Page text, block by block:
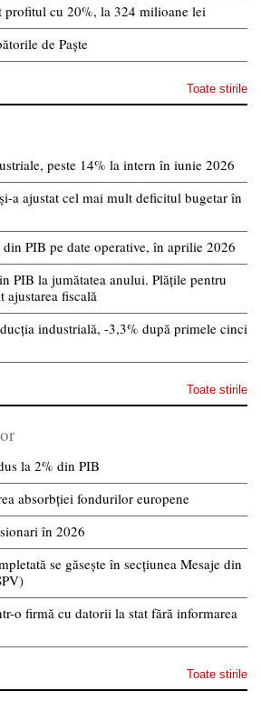
profitul cu 20%, la 324 milioane lei
de Paște
Toate stirile
peste 14% la intern în iunie 2026
a ajustat cel mai mult deficitul bugetar în
PIB pe date operative, în aprilie 2026
PIB la jumătatea anului. Plățile pentru
ajustarea fiscală
industrială, -3,3% după primele cinci
Toate stirile
la 2% din PIB
absorbției fondurilor europene
în 2026
se găsește în secțiunea Mesaje din
o firmă cu datorii la stat fără informarea
Toate stirile